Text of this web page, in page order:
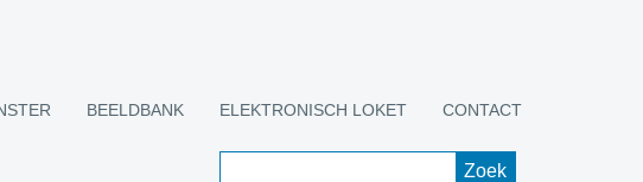
BEELDBANK ELEKTRONISCH LOKET CONTACT